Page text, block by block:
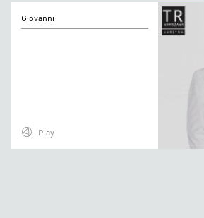
Giovanni
Play